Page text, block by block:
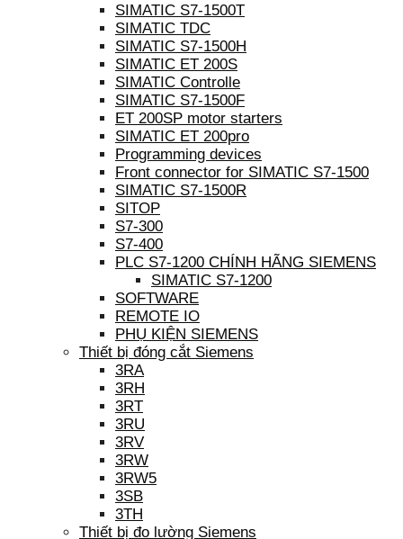
SIMATIC S7-1500T
SIMATIC TDC
SIMATIC S7-1500H
SIMATIC ET 200S
SIMATIC Controlle
SIMATIC S7-1500F
ET 200SP motor starters
SIMATIC ET 200pro
Programming devices
Front connector for SIMATIC S7-1500
SIMATIC S7-1500R
SITOP
S7-300
S7-400
PLC S7-1200 CHÍNH HÃNG SIEMENS
SIMATIC S7-1200
SOFTWARE
REMOTE IO
PHỤ KIỆN SIEMENS
Thiết bị đóng cắt Siemens
3RA
3RH
3RT
3RU
3RV
3RW
3RW5
3SB
3TH
Thiết bị đo lường Siemens